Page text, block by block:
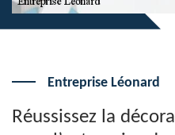
Entreprise Léonard
Réussissez la